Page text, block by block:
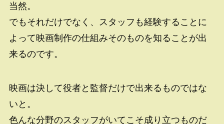
当然。
でもそれだけでなく、スタッフも経験することに
よって映画制作の仕組みそのものを知ることが出
来るのです。
映画は決して役者と監督だけで出来るものではな
いと。
色んな分野のスタッフがいてこそ成り立つものだ